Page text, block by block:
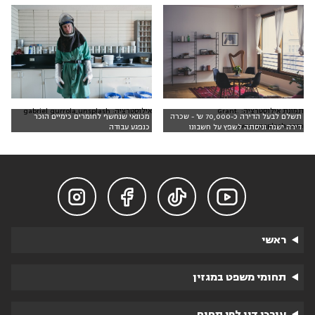
תשלם לבעל הדירה כ-70,000 ש' - שכרה
דירה ישנה וניסתה לשפץ על חשבונו
תמונת אילוסטרציה: Grant.
www.unsplash.com
מכונאי שנחשף לחומרים כימיים הוכר
כנפגע עבודה
אילוסטרציה: gabriel gurrola,unsplash




ראשי
תחומי משפט במגזין